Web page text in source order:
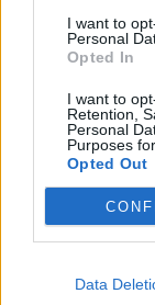
I want to
Personal
Opted In
I want to
Retention,
Personal
Purposes
Opted Out
Data